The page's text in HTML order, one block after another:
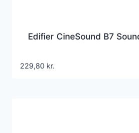
Edifier CineSound B7
229,80 kr.